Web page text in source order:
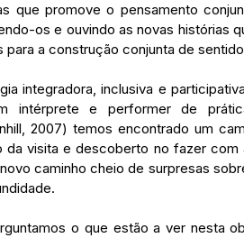
que promove o pensamento
os e ouvindo as novas histórias
para a construção conjunta de
integradora, inclusiva e
intérprete e performer de
2007) temos encontrado um
da visita e descoberto no fazer com
caminho cheio de surpresas
o que estão a ver nesta